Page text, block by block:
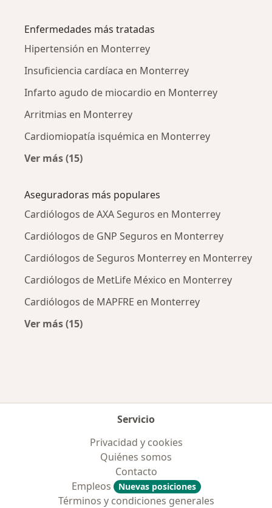
Enfermedades más tratadas
Hipertensión en Monterrey
Insuficiencia cardíaca en Monterrey
Infarto agudo de miocardio en Monterrey
Arritmias en Monterrey
Cardiomiopatía isquémica en Monterrey
Ver más (15)
Aseguradoras más populares
Cardiólogos de AXA Seguros en Monterrey
Cardiólogos de GNP Seguros en Monterrey
Cardiólogos de Seguros Monterrey en Monterrey
Cardiólogos de MetLife México en Monterrey
Cardiólogos de MAPFRE en Monterrey
Ver más (15)
Servicio
Privacidad y cookies
Quiénes somos
Contacto
Empleos
Nuevas posiciones
Términos y condiciones generales